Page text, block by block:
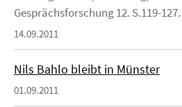
Gesprächsforschung 12. S.119-127.
14.09.2011
Nils Bahlo bleibt in Münster
01.09.2011